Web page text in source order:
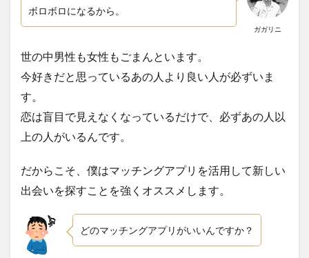
ガガリニ
ボロボロになるから。
世の中男性も女性もごまんといます。
今好きだと思っているあの人より良い人が必ずいま
す。
恋は盲目で見えなくなっているだけで、必ずあの人以
上の人がいるんです。
だからこそ、僕はマッチングアプリを活用して新しい
出会いを探すことを強くオススメします。
どのマッチングアプリがいいんですか？